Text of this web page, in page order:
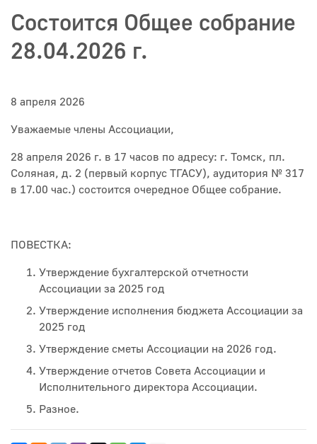
Состоится Общее собрание
28.04.2026 г.
8 апреля 2026
Уважаемые члены Ассоциации,
28 апреля 2026 г. в 17 часов по адресу: г. Томск, пл.
Соляная, д. 2 (первый корпус ТГАСУ), аудитория № 317
в 17.00 час.) состоится очередное Общее собрание.
ПОВЕСТКА:
Утверждение бухгалтерской отчетности
Ассоциации за 2025 год
Утверждение исполнения бюджета Ассоциации за
2025 год
Утверждение сметы Ассоциации на 2026 год.
Утверждение отчетов Совета Ассоциации и
Исполнительного директора Ассоциации.
Разное.